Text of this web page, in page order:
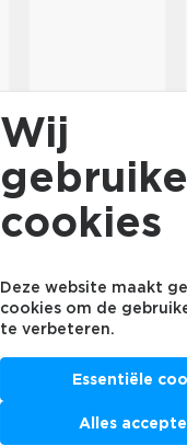
Wij
cookies
Deze website maakt
cookies om de
te verbeteren.
Essentiële
Alles